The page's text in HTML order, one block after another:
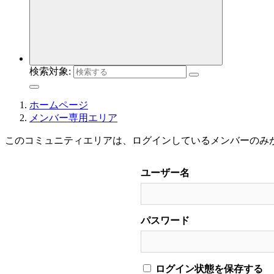
検索対象:
ホームページ
メンバー専用エリア
このコミュニティエリアは、ログインしているメンバーのみ
ユーザー名
パスワード
ログイン状態を保存する